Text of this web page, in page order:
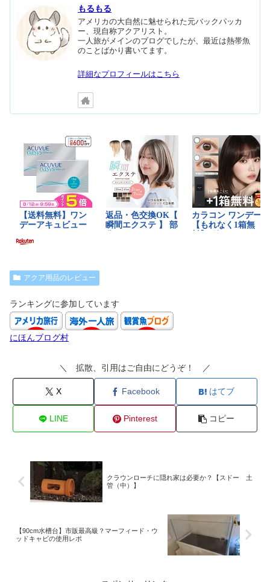
もるもる
アメリカの大自然に魅せられた元バックパッカ
ー、現自称アクアリスト。
一人旅がメインのブログでしたが、最近は熱帯魚
のことばかり書いてます。
詳細なプロフィールはこちら
アクア用品のレビュー
ランキングに参加しています
にほんブログ村
＼ 拡散、引用はご自由にどうぞ！ ／
X Facebook はてブ
LINE Pinterest コピー
クラウンローチに隠れ家は必要か？【スドー 土
管（中）】
【90cm水槽台】市販最高級？マーフィード・ウ
ッドキャビの使用レポ